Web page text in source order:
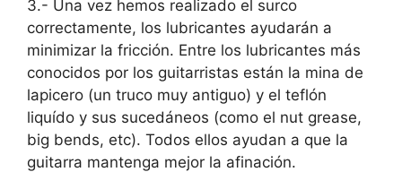
3.- Una vez hemos realizado el surco
correctamente, los lubricantes ayudarán a
minimizar la fricción. Entre los lubricantes más
conocidos por los guitarristas están la mina de
lapicero (un truco muy antiguo) y el teflón
liquído y sus sucedáneos (como el nut grease,
big bends, etc). Todos ellos ayudan a que la
guitarra mantenga mejor la afinación.